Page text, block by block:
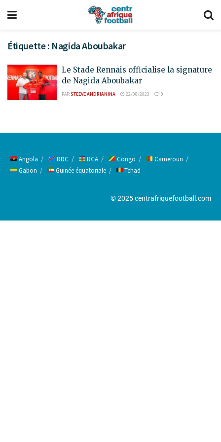
Étiquette : Nagida Aboubakar
Le Stade Rennais officialise la signature
de Nagida Aboubakar
PARSTEEVE ANDRIANINA 22/08/2023 0
Angola RDC RCA Congo
Cameroun
Gabon
Guinée équatoriale Tchad
© 2025 centrafriquefootball.com